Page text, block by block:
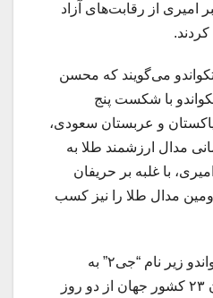
از رقابت‌های آزاد
می‌گویند که محسن
با شکست پنج
و عربستان سعودی،
مدال ارزشمند طلا به
با غلبه بر حریفان
مدال طلا را نیز کسب
مسابقات آزاد آسیایی تکواندو زیر نام “جی۲” به
میزبانی پاکستان در میان ۲۳ کشور جهان از دو روز